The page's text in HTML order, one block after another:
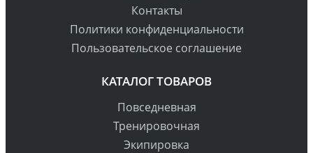
Контакты
Политики конфиденциальности
Пользовательское соглашение
КАТАЛОГ ТОВАРОВ
Повседневная
Тренировочная
Экипировка